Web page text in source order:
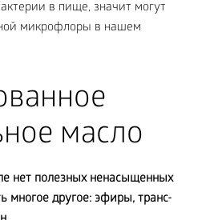
в пище, значит могут
микрофлоры в нашем
масло
нет полезных ненасыщенных
многое другое: эфиры, транс-